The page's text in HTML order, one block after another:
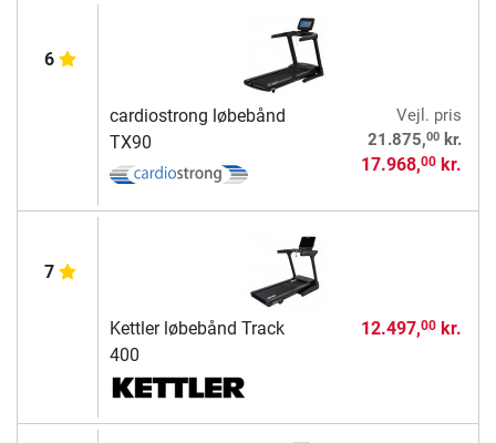
6
cardiostrong løbebånd
TX90
Vejl. pris
21.875,00kr.
17.968,00kr.
7
Kettler løbebånd Track
400
12.497,00kr.